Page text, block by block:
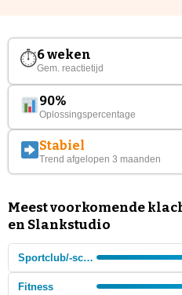
⏱6 weken
Gem. reactietijd
90%
Oplossingspercentage
Stabiel
Trend afgelopen 3 maanden
Meest voorkomende
en Slankstudio
Sportclub/-school
Fitness